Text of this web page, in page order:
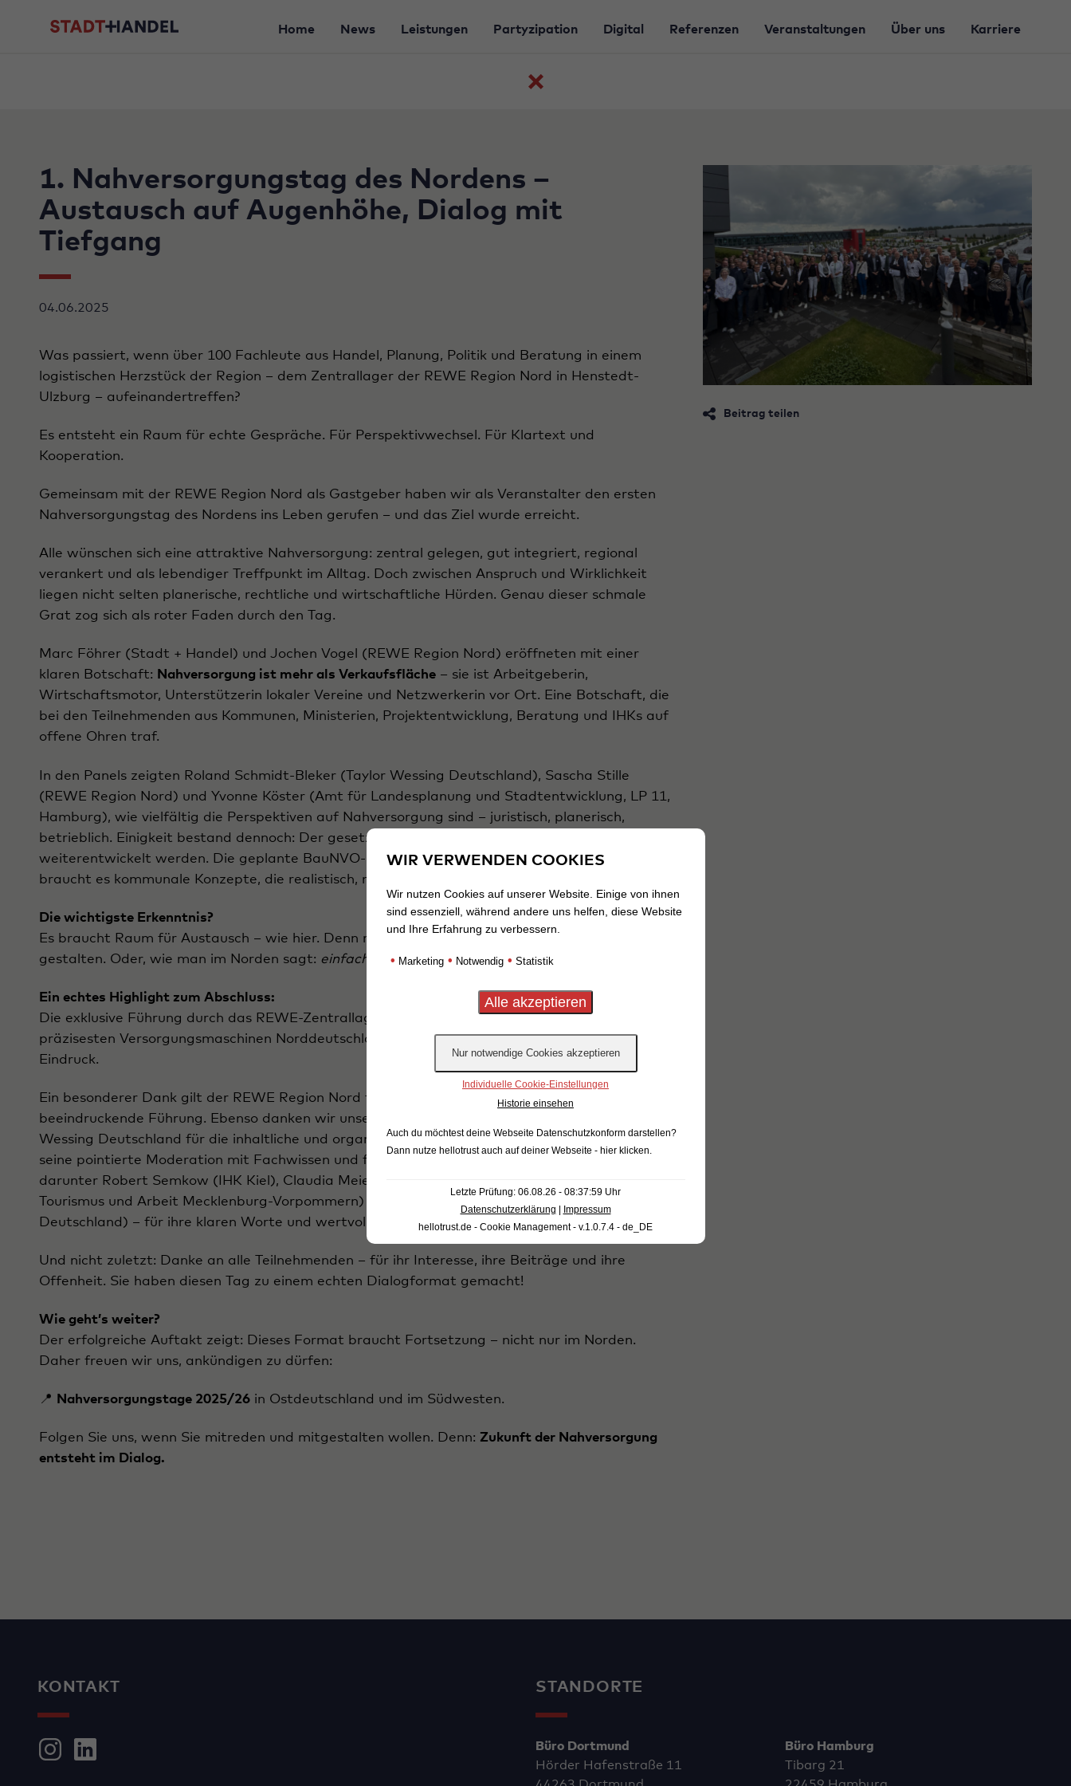
Home News Leistungen Partyzipation Digital Referenzen Veranstaltungen Über uns Karriere
Zurück
1. Nahversorgungstag des Nordens –
Austausch auf Augenhöhe, Dialog mit
Tiefgang
04.06.2025
Was passiert, wenn über 100 Fachleute aus Handel, Planung, Politik und Beratung in einem
logistischen Herzstück der Region – dem Zentrallager der REWE Region Nord in Henstedt-
Ulzburg – aufeinandertreffen?
Es entsteht ein Raum für echte Gespräche. Für Perspektivwechsel. Für Klartext und
Kooperation.
Gemeinsam mit der REWE Region Nord als Gastgeber haben wir als Veranstalter den ersten
Nahversorgungstag des Nordens ins Leben gerufen – und das Ziel wurde erreicht.
Alle wünschen sich eine attraktive Nahversorgung: zentral gelegen, gut integriert, regional
verankert und als lebendiger Treffpunkt im Alltag. Doch zwischen Anspruch und Wirklichkeit
liegen nicht selten planerische, rechtliche und wirtschaftliche Hürden. Genau dieser schmale
Grat zog sich als roter Faden durch den Tag.
Marc Föhrer (Stadt + Handel) und Jochen Vogel (REWE Region Nord) eröffneten mit einer
klaren Botschaft: Nahversorgung ist mehr als Verkaufsfläche – sie ist Arbeitgeberin,
Wirtschaftsmotor, Unterstützerin lokaler Vereine und Netzwerkerin vor Ort. Eine Botschaft, die
bei den Teilnehmenden aus Kommunen, Ministerien, Projektentwicklung, Beratung und IHKs auf
offene Ohren traf.
In den Panels zeigten Roland Schmidt-Bleker (Taylor Wessing Deutschland), Sascha Stille
(REWE Region Nord) und Yvonne Köster (Amt für Landesplanung und Stadtentwicklung, LP 11,
Hamburg), wie vielfältig die Perspektiven auf Nahversorgung sind – juristisch, planerisch,
betrieblich. Einigkeit bestand dennoch: Der gesetzliche und politische Rahmen muss
weiterentwickelt werden. Die geplante BauNVO-Novelle ist ein erster Schritt. Gleichzeitig
braucht es kommunale Konzepte, die realistisch, mutig und am Puls der Zeit sind.
Die wichtigste Erkenntnis?
Es braucht Raum für Austausch – wie hier. Denn nur wer miteinander spricht, kann gemeinsam
gestalten. Oder, wie man im Norden sagt: einfach mal schnacken!
Ein echtes Highlight zum Abschluss:
Die exklusive Führung durch das REWE-Zentrallager bot einen Blick hinter die Kulissen einer der
präzisesten Versorgungsmaschinen Norddeutschlands – ein logistisches Erlebnis mit bleibendem
Eindruck.
Ein besonderer Dank gilt der REWE Region Nord für die großzügige Gastfreundschaft und die
beeindruckende Führung. Ebenso danken wir unseren Partnern PENNY Region Nord und Taylor
Wessing Deutschland für die inhaltliche und organisatorische Unterstützung, Stefan Postert für
seine pointierte Moderation mit Fachwissen und feinem Gespür sowie allen Referent:innen –
darunter Robert Semkow (IHK Kiel), Claudia Meier (Ministerium für Wirtschaft, Infrastruktur,
Tourismus und Arbeit Mecklenburg-Vorpommern) und Michael Reink (Handelsverband
Deutschland) – für ihre klaren Worte und wertvollen Impulse.
Und nicht zuletzt: Danke an alle Teilnehmenden – für ihr Interesse, ihre Beiträge und ihre
Offenheit. Sie haben diesen Tag zu einem echten Dialogformat gemacht!
Wie geht’s weiter?
Der erfolgreiche Auftakt zeigt: Dieses Format braucht Fortsetzung – nicht nur im Norden.
Daher freuen wir uns, ankündigen zu dürfen:
📍 Nahversorgungstage 2025/26 in Ostdeutschland und im Südwesten.
Folgen Sie uns, wenn Sie mitreden und mitgestalten wollen. Denn: Zukunft der Nahversorgung
entsteht im Dialog.
Beitrag teilen
KONTAKT STANDORTE
Büro Dortmund
Hörder Hafenstraße 11
Büro Hamburg
Tibarg 21
WIR VERWENDEN COOKIES
Wir nutzen Cookies auf unserer Website. Einige von ihnen
sind essenziell, während andere uns helfen, diese Website
und Ihre Erfahrung zu verbessern.
• Marketing • Notwendig • Statistik
Individuelle Cookie-Einstellungen
Historie einsehen
Auch du möchtest deine Webseite Datenschutzkonform darstellen?
Dann nutze hellotrust auch auf deiner Webseite - hier klicken.
Letzte Prüfung: 06.08.26 - 08:37:59 Uhr
Datenschutzerklärung
Impressum
hellotrust.de - Cookie Management - v.1.0.7.4 - de_DE